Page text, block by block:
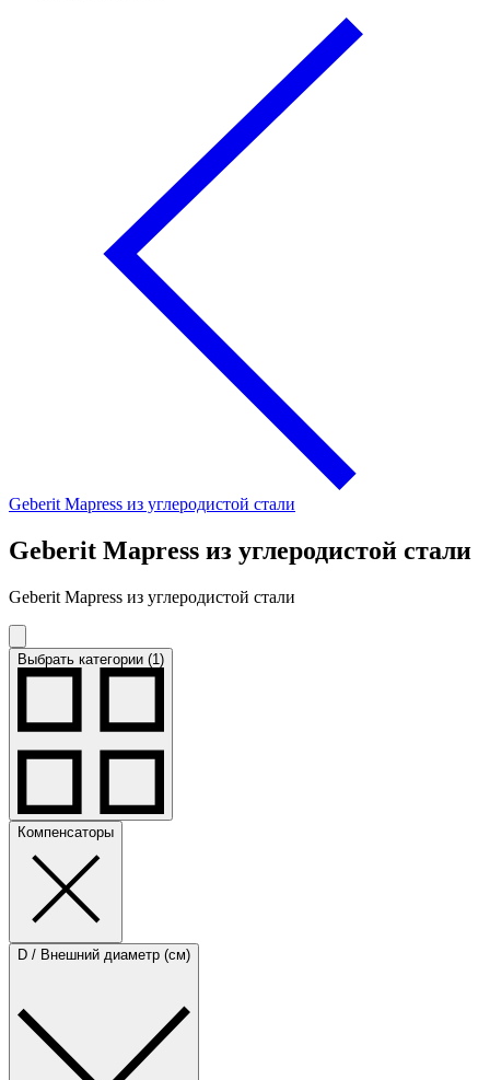
Geberit Mapress из углеродистой стали
Geberit Mapress из углеродистой стали
Geberit Mapress из углеродистой стали
Выбрать категории (1)
Компенсаторы
D / Внешний диаметр (см)